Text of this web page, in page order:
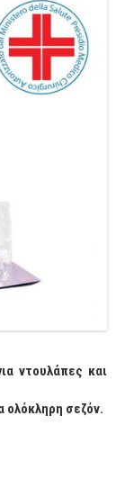
ντουλάπες και
ολόκληρη σεζόν.